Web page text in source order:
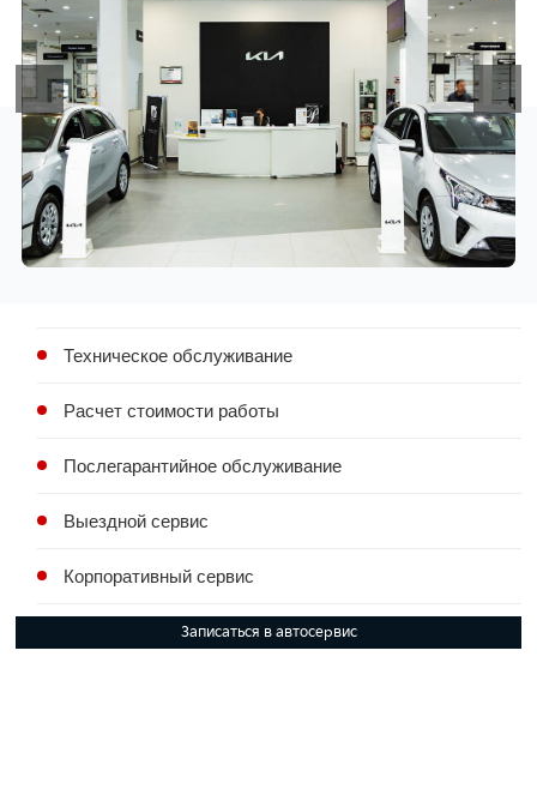
Техническое обслуживание
Расчет стоимости работы
Послегарантийное обслуживание
Выездной сервис
Корпоративный сервис
Записаться в автосервис